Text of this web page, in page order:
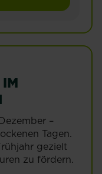
–
Tagen.
gezielt
zu fördern.